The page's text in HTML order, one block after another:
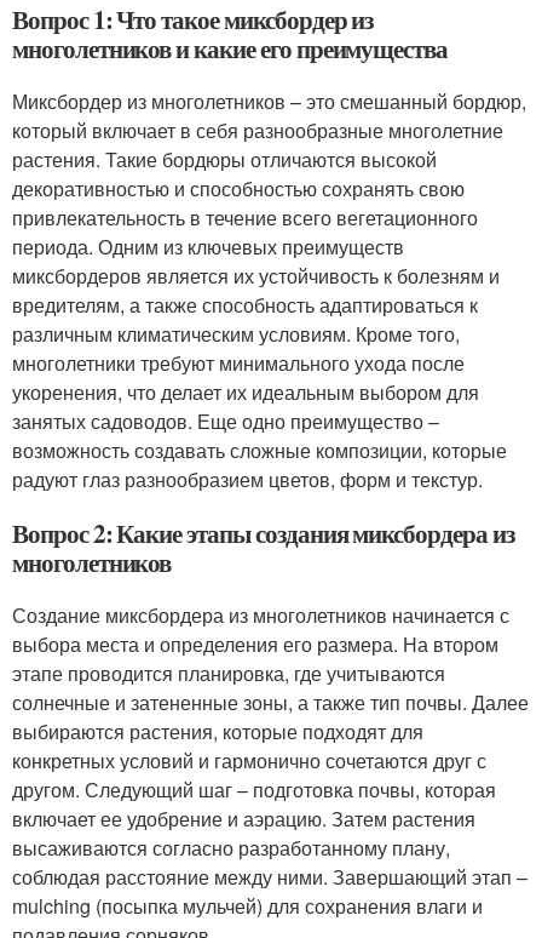
Вопрос 1: Что такое миксбордер из
многолетников и какие его преимущества
Миксбордер из многолетников – это смешанный бордюр,
который включает в себя разнообразные многолетние
растения. Такие бордюры отличаются высокой
декоративностью и способностью сохранять свою
привлекательность в течение всего вегетационного
периода. Одним из ключевых преимуществ
миксбордеров является их устойчивость к болезням и
вредителям, а также способность адаптироваться к
различным климатическим условиям. Кроме того,
многолетники требуют минимального ухода после
укоренения, что делает их идеальным выбором для
занятых садоводов. Еще одно преимущество –
возможность создавать сложные композиции, которые
радуют глаз разнообразием цветов, форм и текстур.
Вопрос 2: Какие этапы создания миксбордера из
многолетников
Создание миксбордера из многолетников начинается с
выбора места и определения его размера. На втором
этапе проводится планировка, где учитываются
солнечные и затененные зоны, а также тип почвы. Далее
выбираются растения, которые подходят для
конкретных условий и гармонично сочетаются друг с
другом. Следующий шаг – подготовка почвы, которая
включает ее удобрение и аэрацию. Затем растения
высаживаются согласно разработанному плану,
соблюдая расстояние между ними. Завершающий этап –
mulching (посыпка мульчей) для сохранения влаги и